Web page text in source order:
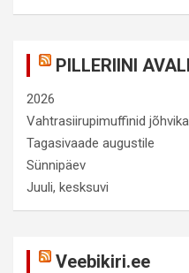
PILLERIINI
2026
Vahtrasiirupimuffinid
Tagasivaade augustile
Sünnipäev
Juuli, kesksuvi
Veebikiri.ee